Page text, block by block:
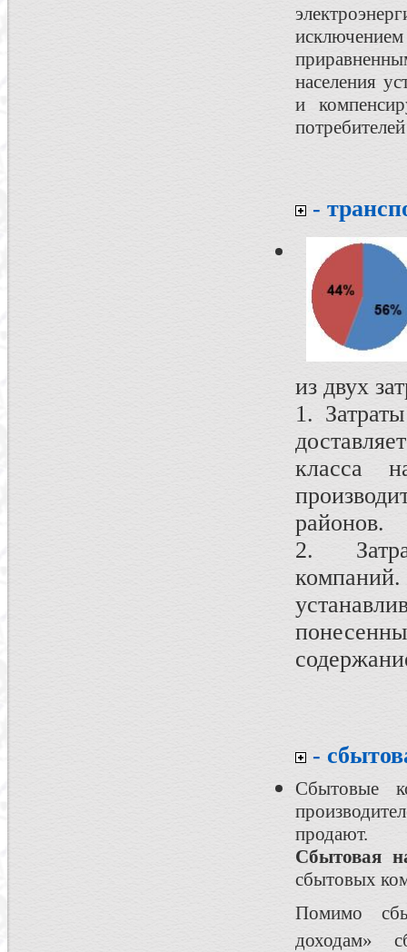
населения
и
потребителей
-
из двух
1.
класса
районов.
2.
-
Сбытовые
продают.
Сбытовая
сбытовых
Помимо
доходам»